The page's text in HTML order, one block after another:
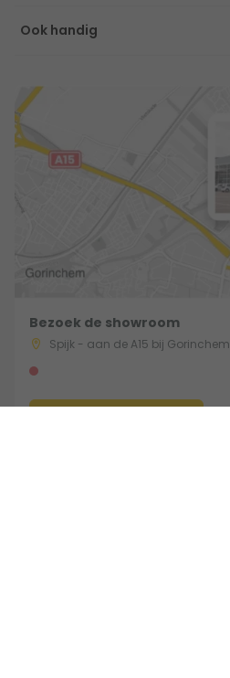
Ook handig
Bezoek de showroom
Spijk - aan de A15 bij Gorinchem